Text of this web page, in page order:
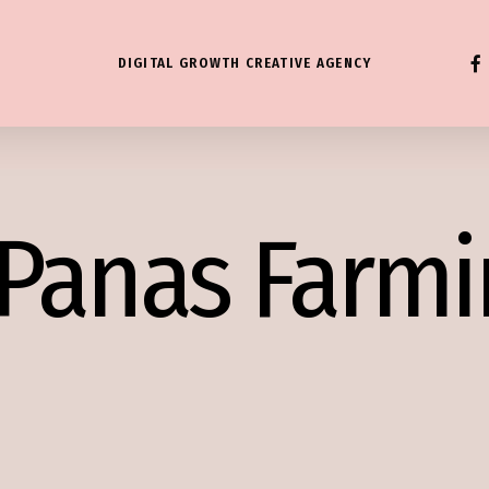
DIGITAL GROWTH CREATIVE AGENCY
Panas